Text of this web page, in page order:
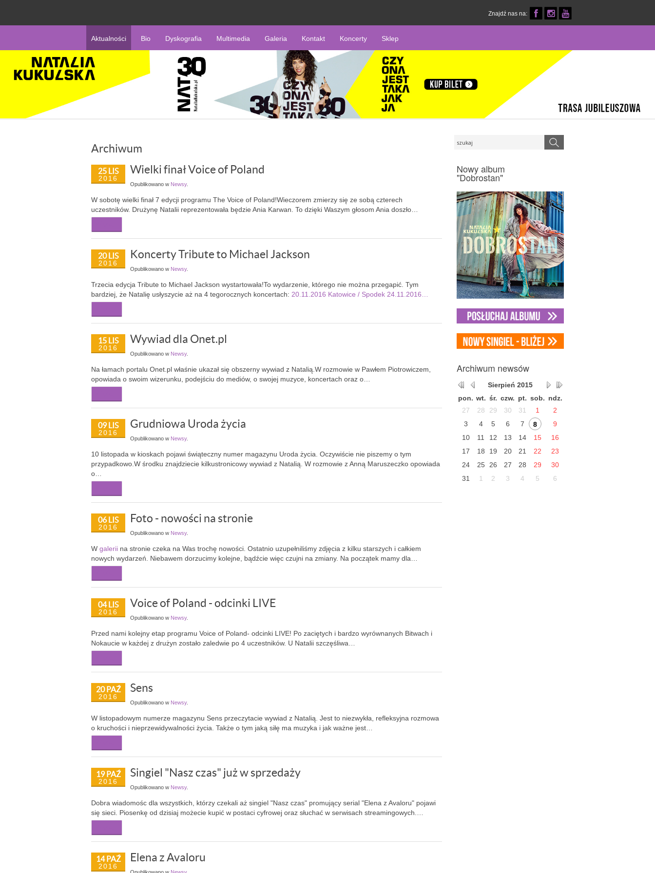
Znajdź nas na:
Aktualności Bio Dyskografia Multimedia Galeria Kontakt Koncerty Sklep
Archiwum
25 LIS
2016
Wielki finał Voice of Poland
Opublikowano w Newsy.
W sobotę wielki finał 7 edycji programu The Voice of Poland!Wieczorem zmierzy się ze sobą czterech
uczestników. Drużynę Natalii reprezentowała będzie Ania Karwan. To dzięki Waszym głosom Ania doszło…
20 LIS
2016
Koncerty Tribute to Michael Jackson
Opublikowano w Newsy.
Trzecia edycja Tribute to Michael Jackson wystartowała!To wydarzenie, którego nie można przegapić. Tym
bardziej, że Natalię usłyszycie aż na 4 tegorocznych koncertach: 20.11.2016 Katowice / Spodek 24.11.2016…
15 LIS
2016
Wywiad dla Onet.pl
Opublikowano w Newsy.
Na łamach portalu Onet.pl właśnie ukazał się obszerny wywiad z Natalią.W rozmowie w Pawłem Piotrowiczem,
opowiada o swoim wizerunku, podejściu do mediów, o swojej muzyce, koncertach oraz o…
09 LIS
2016
Grudniowa Uroda życia
Opublikowano w Newsy.
10 listopada w kioskach pojawi świąteczny numer magazynu Uroda życia. Oczywiście nie piszemy o tym
przypadkowo.W środku znajdziecie kilkustronicowy wywiad z Natalią. W rozmowie z Anną Maruszeczko opowiada
o…
06 LIS
2016
Foto - nowości na stronie
Opublikowano w Newsy.
W galerii na stronie czeka na Was trochę nowości. Ostatnio uzupełniliśmy zdjęcia z kilku starszych i całkiem
nowych wydarzeń. Niebawem dorzucimy kolejne, bądźcie więc czujni na zmiany. Na początek mamy dla…
04 LIS
2016
Voice of Poland - odcinki LIVE
Opublikowano w Newsy.
Przed nami kolejny etap programu Voice of Poland- odcinki LIVE! Po zaciętych i bardzo wyrównanych Bitwach i
Nokaucie w każdej z drużyn zostało zaledwie po 4 uczestników. U Natalii szczęśliwa…
20 PAŹ
2016
Sens
Opublikowano w Newsy.
W listopadowym numerze magazynu Sens przeczytacie wywiad z Natalią. Jest to niezwykła, refleksyjna rozmowa
o kruchości i nieprzewidywalności życia. Także o tym jaką siłę ma muzyka i jak ważne jest…
19 PAŹ
2016
Singiel "Nasz czas" już w sprzedaży
Opublikowano w Newsy.
Dobra wiadomośc dla wszystkich, którzy czekali aż singiel "Nasz czas" promujący serial "Elena z Avaloru" pojawi
się sieci. Piosenkę od dzisiaj możecie kupić w postaci cyfrowej oraz słuchać w serwisach streamingowych.…
14 PAŹ
2016
Elena z Avaloru
Nowy album
"Dobrostan"
Archiwum newsów
Sierpień 2015
pon. wt. śr. czw. pt. sob. ndz.
27
28 29 30 31 1
2
3
4 5 6 7 8
9
10
11 12 13 14 15
16
17
18 19 20 21 22
23
24
25 26 27 28 29
30
31
1 2 3 4 5 6